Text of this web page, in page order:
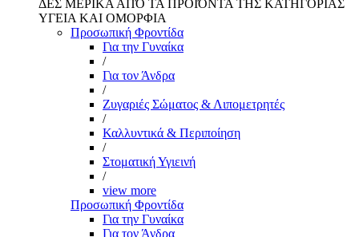
ΔΕΣ ΜΕΡΙΚΑ ΑΠΌ ΤΑ ΠΡΟΪΌΝΤΑ ΤΗΣ ΚΑΤΗΓΟΡΙΑΣ
ΥΓΕΙΑ ΚΑΙ ΟΜΟΡΦΙΑ
Προσωπική Φροντίδα
Για την Γυναίκα
/
Για τον Άνδρα
/
Ζυγαριές Σώματος & Λιπομετρητές
/
Καλλυντικά & Περιποίηση
/
Στοματική Υγιεινή
/
view more
Προσωπική Φροντίδα
Για την Γυναίκα
Για τον Άνδρα